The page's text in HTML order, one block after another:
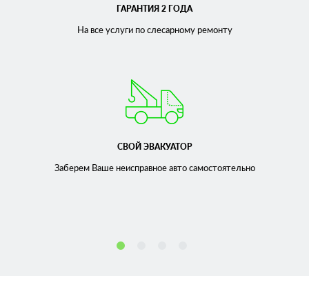
ГАРАНТИЯ 2 ГОДА
На все услуги по слесарномуремонту
СВОЙ ЭВАКУАТОР
Заберем Ваше неисправноеавто самостоятельно